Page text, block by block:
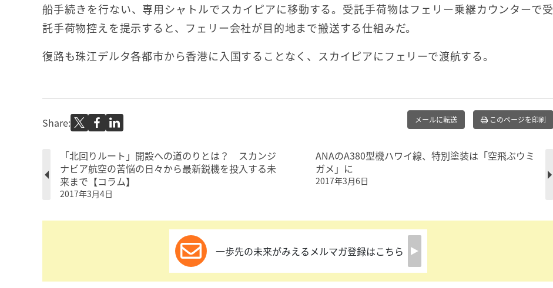
船手続きを行ない、専用シャトルでスカイピアに移動する。受託手荷物はフェリー乗継カウンターで受
託手荷物控えを提示すると、フェリー会社が目的地まで搬送する仕組みだ。
復路も珠江デルタ各都市から香港に入国することなく、スカイピアにフェリーで渡航する。
Share: メールに転送 このページを印刷
「北回りルート」開設への道のりとは？ スカンジ
ナビア航空の苦悩の日々から最新鋭機を投入する未
来まで【コラム】
2017年3月4日
ANAのA380型機ハワイ線、特別塗装は「空飛ぶウミ
ガメ」に
2017年3月6日
一歩先の未来がみえるメルマガ登録はこちら